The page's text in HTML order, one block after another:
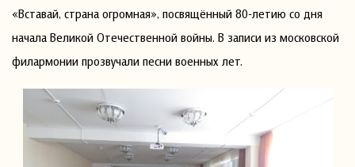
«Вставай, страна огромная», посвящённый 80-летию со дня
начала Великой Отечественной войны. В записи из московской
филармонии прозвучали песни военных лет.